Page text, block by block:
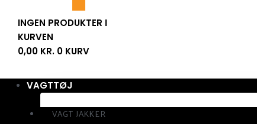
INGEN PRODUKTER I
KURVEN
0,00 KR. 0 KURV
VAGTTØJ
VAGT JAKKER